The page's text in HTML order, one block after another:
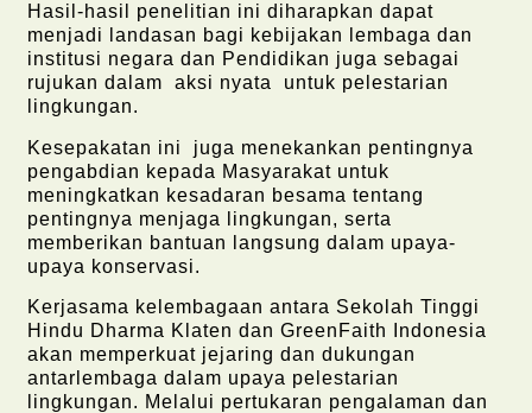
Hasil-hasil penelitian ini diharapkan dapat
menjadi landasan bagi kebijakan lembaga dan
institusi negara dan Pendidikan juga sebagai
rujukan dalam aksi nyata untuk pelestarian
lingkungan.
Kesepakatan ini juga menekankan pentingnya
pengabdian kepada Masyarakat untuk
meningkatkan kesadaran besama tentang
pentingnya menjaga lingkungan, serta
memberikan bantuan langsung dalam upaya-
upaya konservasi.
Kerjasama kelembagaan antara Sekolah Tinggi
Hindu Dharma Klaten dan GreenFaith Indonesia
akan memperkuat jejaring dan dukungan
antarlembaga dalam upaya pelestarian
lingkungan. Melalui pertukaran pengalaman dan